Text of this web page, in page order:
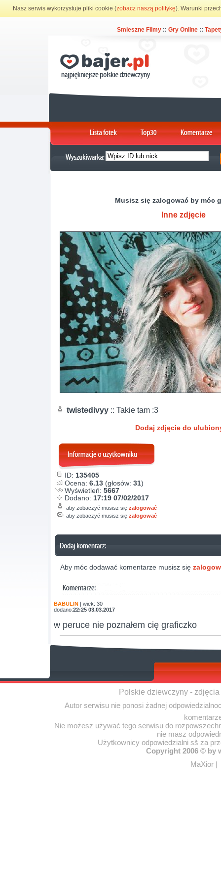
Nasz serwis wykorzystuje pliki cookie (zobacz naszą politykę). Warunki
Smieszne Filmy ::Gry Online ::
Musisz się zalogować by móc
Inne zdjęcie
twistedivyy :: Takie tam :3
Dodaj zdjęcie do
ID: 135405
Ocena: 6.13 (głosów: 31)
Wyświetleń: 5667
Dodano: 17:19 07/02/2017
aby zobaczyć musisz się zalogować
aby zobaczyć musisz się zalogować
Aby móc dodawać komentarze musisz się
BABULIN | wiek: 30
dodano:22:25 03.03.2017
w peruce nie poznałem cię graficzko
Polskie dziewczyny -
Autor serwisu nie ponosi żadnej
Nie możesz używać tego serwisu do
nie masz
Użytkownicy odpowiedzialni sš za
Copyright 2006 © by
MaXior |